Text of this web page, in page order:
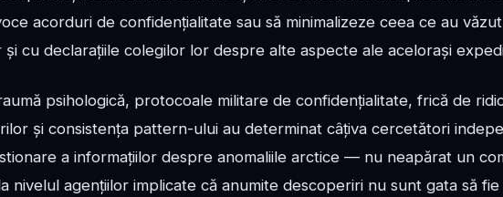
acorduri de confidențialitate sau să minimalizeze ceea ce au
cu declarațiile colegilor lor despre alte aspecte ale acelorași
psihologică, protocoale militare de confidențialitate, frică de
și consistența pattern-ului au determinat câțiva cercetători
a informațiilor despre anomaliile arctice — nu neapărat un
nivelul agențiilor implicate că anumite descoperiri nu sunt gata să